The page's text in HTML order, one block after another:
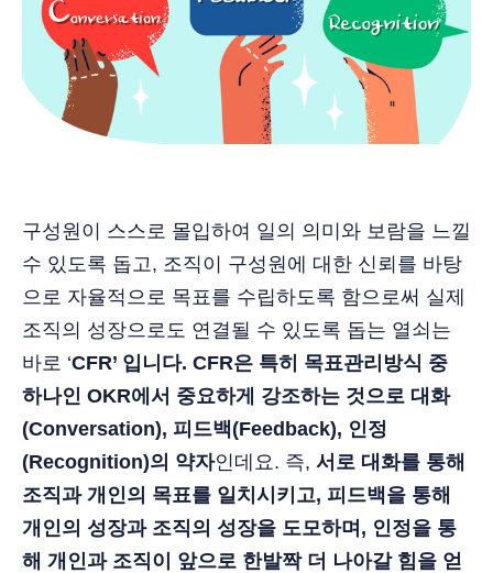
구성원이 스스로 몰입하여 일의 의미와 보람을 느낄
수 있도록 돕고, 조직이 구성원에 대한 신뢰를 바탕
으로 자율적으로 목표를 수립하도록 함으로써 실제
조직의 성장으로도 연결될 수 있도록 돕는 열쇠는
바로 ‘CFR’ 입니다. CFR은 특히 목표관리방식 중
하나인 OKR에서 중요하게 강조하는 것으로 대화
(Conversation), 피드백(Feedback), 인정
(Recognition)의 약자인데요. 즉, 서로 대화를 통해
조직과 개인의 목표를 일치시키고, 피드백을 통해
개인의 성장과 조직의 성장을 도모하며, 인정을 통
해 개인과 조직이 앞으로 한발짝 더 나아갈 힘을 얻